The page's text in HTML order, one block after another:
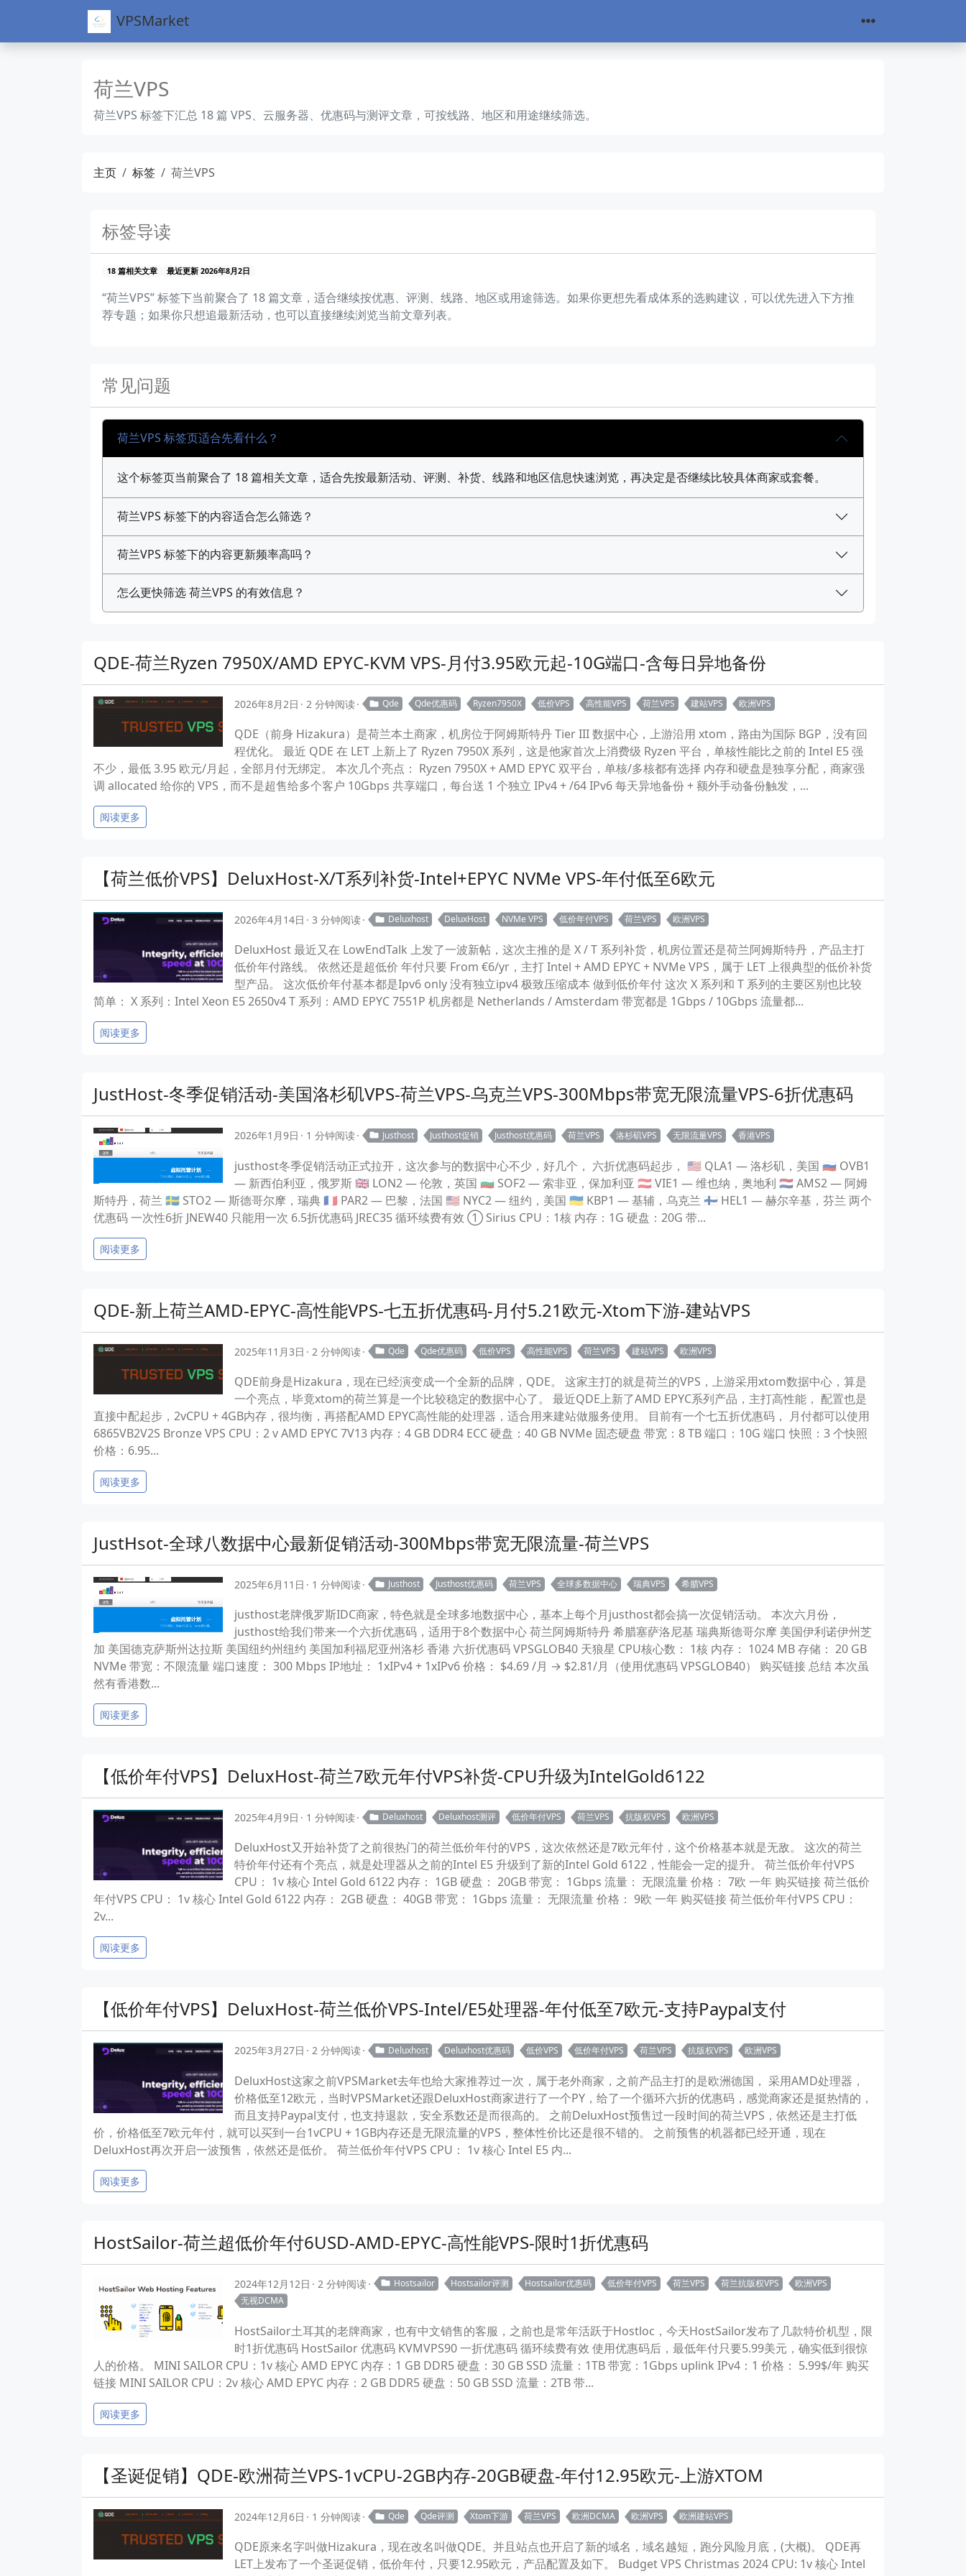
VPSMarket
荷兰VPS
荷兰VPS 标签下汇总 18 篇 VPS、云服务器、优惠码与测评文章，可按线路、地区和用途继续筛选。
主页 标签 荷兰VPS
标签导读
18 篇相关文章 最近更新 2026年8月2日
“荷兰VPS” 标签下当前聚合了 18 篇文章，适合继续按优惠、评测、线路、地区或用途筛选。如果你更想先看成体系的选购建议，可以优先进入下方推
荐专题；如果你只想追最新活动，也可以直接继续浏览当前文章列表。
常见问题
荷兰VPS 标签页适合先看什么？
这个标签页当前聚合了 18 篇相关文章，适合先按最新活动、评测、补货、线路和地区信息快速浏览，再决定是否继续比较具体商家或套餐。
荷兰VPS 标签下的内容适合怎么筛选？
荷兰VPS 标签下的内容更新频率高吗？
怎么更快筛选 荷兰VPS 的有效信息？
QDE-荷兰Ryzen 7950X/AMD EPYC-KVM VPS-月付3.95欧元起-10G端口-含每日异地备份
2026年8月2日 2 分钟阅读 Qde Qde优惠码 Ryzen7950X 低价VPS 高性能VPS 荷兰VPS 建站VPS 欧洲VPS
QDE（前身 Hizakura）是荷兰本土商家，机房位于阿姆斯特丹 Tier III 数据中心，上游沿用 xtom，路由为国际 BGP，没有回
程优化。 最近 QDE 在 LET 上新上了 Ryzen 7950X 系列，这是他家首次上消费级 Ryzen 平台，单核性能比之前的 Intel E5 强
不少，最低 3.95 欧元/月起，全部月付无绑定。 本次几个亮点： Ryzen 7950X + AMD EPYC 双平台，单核/多核都有选择 内存和硬盘是独享分配，商家强
调 allocated 给你的 VPS，而不是超售给多个客户 10Gbps 共享端口，每台送 1 个独立 IPv4 + /64 IPv6 每天异地备份 + 额外手动备份触发，...
阅读更多
【荷兰低价VPS】DeluxHost-X/T系列补货-Intel+EPYC NVMe VPS-年付低至6欧元
2026年4月14日 3 分钟阅读 Deluxhost DeluxHost NVMe VPS 低价年付VPS 荷兰VPS 欧洲VPS
DeluxHost 最近又在 LowEndTalk 上发了一波新帖，这次主推的是 X / T 系列补货，机房位置还是荷兰阿姆斯特丹，产品主打
低价年付路线。 依然还是超低价 年付只要 From €6/yr，主打 Intel + AMD EPYC + NVMe VPS，属于 LET 上很典型的低价补货
型产品。 这次低价年付基本都是Ipv6 only 没有独立ipv4 极致压缩成本 做到低价年付 这次 X 系列和 T 系列的主要区别也比较
简单： X 系列：Intel Xeon E5 2650v4 T 系列：AMD EPYC 7551P 机房都是 Netherlands / Amsterdam 带宽都是 1Gbps / 10Gbps 流量都...
阅读更多
JustHost-冬季促销活动-美国洛杉矶VPS-荷兰VPS-乌克兰VPS-300Mbps带宽无限流量VPS-6折优惠码
2026年1月9日 1 分钟阅读 Justhost Justhost促销 Justhost优惠码 荷兰VPS 洛杉矶VPS 无限流量VPS 香港VPS
justhost冬季促销活动正式拉开，这次参与的数据中心不少，好几个， 六折优惠码起步， 🇺🇸 QLA1 — 洛杉矶，美国 🇷🇺 OVB1
— 新西伯利亚，俄罗斯 🇬🇧 LON2 — 伦敦，英国 🇧🇬 SOF2 — 索非亚，保加利亚 🇦🇹 VIE1 — 维也纳，奥地利 🇳🇱 AMS2 — 阿姆
斯特丹，荷兰 🇸🇪 STO2 — 斯德哥尔摩，瑞典 🇫🇷 PAR2 — 巴黎，法国 🇺🇸 NYC2 — 纽约，美国 🇺🇦 KBP1 — 基辅，乌克兰 🇫🇮 HEL1 — 赫尔辛基，芬兰 两个
优惠码 一次性6折 JNEW40 只能用一次 6.5折优惠码 JREC35 循环续费有效 ① Sirius CPU：1核 内存：1G 硬盘：20G 带...
阅读更多
QDE-新上荷兰AMD-EPYC-高性能VPS-七五折优惠码-月付5.21欧元-Xtom下游-建站VPS
2025年11月3日 2 分钟阅读 Qde Qde优惠码 低价VPS 高性能VPS 荷兰VPS 建站VPS 欧洲VPS
QDE前身是Hizakura，现在已经演变成一个全新的品牌，QDE。 这家主打的就是荷兰的VPS，上游采用xtom数据中心，算是
一个亮点，毕竟xtom的荷兰算是一个比较稳定的数据中心了。 最近QDE上新了AMD EPYC系列产品，主打高性能， 配置也是
直接中配起步，2vCPU + 4GB内存，很均衡，再搭配AMD EPYC高性能的处理器，适合用来建站做服务使用。 目前有一个七五折优惠码， 月付都可以使用
6865VB2V2S Bronze VPS CPU：2 v AMD EPYC 7V13 内存：4 GB DDR4 ECC 硬盘：40 GB NVMe 固态硬盘 带宽：8 TB 端口：10G 端口 快照：3 个快照
价格：6.95...
阅读更多
JustHsot-全球八数据中心最新促销活动-300Mbps带宽无限流量-荷兰VPS
2025年6月11日 1 分钟阅读 Justhost Justhost优惠码 荷兰VPS 全球多数据中心 瑞典VPS 希腊VPS
justhost老牌俄罗斯IDC商家，特色就是全球多地数据中心，基本上每个月justhost都会搞一次促销活动。 本次六月份，
justhost给我们带来一个六折优惠码，适用于8个数据中心 荷兰阿姆斯特丹 希腊塞萨洛尼基 瑞典斯德哥尔摩 美国伊利诺伊州芝
加 美国德克萨斯州达拉斯 美国纽约州纽约 美国加利福尼亚州洛杉 香港 六折优惠码 VPSGLOB40 天狼星 CPU核心数： 1核 内存： 1024 MB 存储： 20 GB
NVMe 带宽：不限流量 端口速度： 300 Mbps IP地址： 1xIPv4 + 1xIPv6 价格： $4.69 /月 → $2.81/月（使用优惠码 VPSGLOB40） 购买链接 总结 本次虽
然有香港数...
阅读更多
【低价年付VPS】DeluxHost-荷兰7欧元年付VPS补货-CPU升级为IntelGold6122
2025年4月9日 1 分钟阅读 Deluxhost Deluxhost测评 低价年付VPS 荷兰VPS 抗版权VPS 欧洲VPS
DeluxHost又开始补货了之前很热门的荷兰低价年付的VPS，这次依然还是7欧元年付，这个价格基本就是无敌。 这次的荷兰
特价年付还有个亮点，就是处理器从之前的Intel E5 升级到了新的Intel Gold 6122，性能会一定的提升。 荷兰低价年付VPS
CPU： 1v 核心 Intel Gold 6122 内存： 1GB 硬盘： 20GB 带宽： 1Gbps 流量： 无限流量 价格： 7欧 一年 购买链接 荷兰低价
年付VPS CPU： 1v 核心 Intel Gold 6122 内存： 2GB 硬盘： 40GB 带宽： 1Gbps 流量： 无限流量 价格： 9欧 一年 购买链接 荷兰低价年付VPS CPU：
2v...
阅读更多
【低价年付VPS】DeluxHost-荷兰低价VPS-Intel/E5处理器-年付低至7欧元-支持Paypal支付
2025年3月27日 2 分钟阅读 Deluxhost Deluxhost优惠码 低价VPS 低价年付VPS 荷兰VPS 抗版权VPS 欧洲VPS
DeluxHost这家之前VPSMarket去年也给大家推荐过一次，属于老外商家，之前产品主打的是欧洲德国， 采用AMD处理器，
价格低至12欧元，当时VPSMarket还跟DeluxHost商家进行了一个PY，给了一个循环六折的优惠码，感觉商家还是挺热情的，
而且支持Paypal支付，也支持退款，安全系数还是而很高的。 之前DeluxHost预售过一段时间的荷兰VPS，依然还是主打低
价，价格低至7欧元年付，就可以买到一台1vCPU + 1GB内存还是无限流量的VPS，整体性价比还是很不错的。 之前预售的机器都已经开通，现在
DeluxHost再次开启一波预售，依然还是低价。 荷兰低价年付VPS CPU： 1v 核心 Intel E5 内...
阅读更多
HostSailor-荷兰超低价年付6USD-AMD-EPYC-高性能VPS-限时1折优惠码
2024年12月12日 2 分钟阅读 Hostsailor Hostsailor评测 Hostsailor优惠码 低价年付VPS 荷兰VPS 荷兰抗版权VPS
欧洲VPS
无视DCMA
HostSailor土耳其的老牌商家，也有中文销售的客服，之前也是常年活跃于Hostloc，今天HostSailor发布了几款特价机型，限
时1折优惠码 HostSailor 优惠码 KVMVPS90 一折优惠码 循环续费有效 使用优惠码后，最低年付只要5.99美元，确实低到很惊
人的价格。 MINI SAILOR CPU：1v 核心 AMD EPYC 内存：1 GB DDR5 硬盘：30 GB SSD 流量：1TB 带宽：1Gbps uplink IPv4：1 价格： 5.99$/年 购买
链接 MINI SAILOR CPU：2v 核心 AMD EPYC 内存：2 GB DDR5 硬盘：50 GB SSD 流量：2TB 带...
阅读更多
【圣诞促销】QDE-欧洲荷兰VPS-1vCPU-2GB内存-20GB硬盘-年付12.95欧元-上游XTOM
2024年12月6日 1 分钟阅读 Qde Qde评测 Xtom下游 荷兰VPS 欧洲DCMA 欧洲VPS 欧洲建站VPS
QDE原来名字叫做Hizakura，现在改名叫做QDE。并且站点也开启了新的域名，域名越短，跑分风险月底，(大概)。 QDE再
LET上发布了一个圣诞促销，低价年付，只要12.95欧元，产品配置及如下。 Budget VPS Christmas 2024 CPU: 1v 核心 Intel